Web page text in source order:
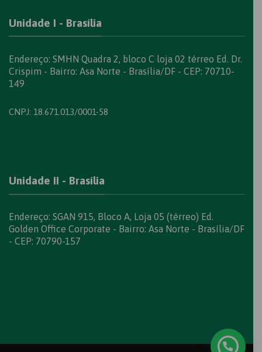
Unidade I - Brasília
Endereço: SMHN Quadra 2, bloco C loja 02 térreo Ed. Dr.
Crispim - Bairro: Asa Norte - Brasília/DF - CEP: 70710-
149
CNPJ: 18.671.013/0001-58
Unidade II - Brasília
Endereço: SGAN 915, Bloco A, Loja 05 (térreo) Ed.
Golden Office Corporate - Bairro: Asa Norte - Brasília/DF
- CEP: 70790-157